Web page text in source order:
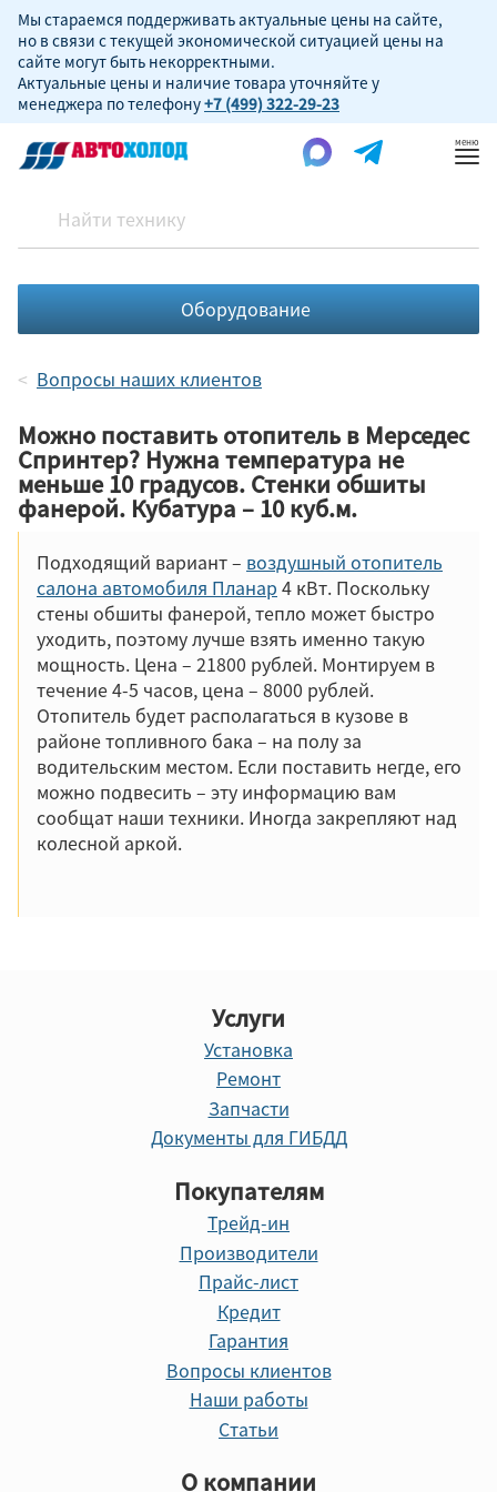
Мы стараемся поддерживать актуальные цены на сайте,
но в связи с текущей экономической ситуацией цены на
сайте могут быть некорректными.
Актуальные цены и наличие товара уточняйте у
менеджера по телефону+7 (499) 322-29-23
Оборудование
Вопросы наших клиентов
Можно поставить отопитель в Мерседес
Спринтер? Нужна температура не
меньше 10 градусов. Стенки обшиты
фанерой. Кубатура – 10 куб.м.
Подходящий вариант – воздушный отопитель
салона автомобиля Планар 4 кВт. Поскольку
стены обшиты фанерой, тепло может быстро
уходить, поэтому лучше взять именно такую
мощность. Цена – 21800 рублей. Монтируем в
течение 4-5 часов, цена – 8000 рублей.
Отопитель будет располагаться в кузове в
районе топливного бака – на полу за
водительским местом. Если поставить негде, его
можно подвесить – эту информацию вам
сообщат наши техники. Иногда закрепляют над
колесной аркой.
Услуги
Установка
Ремонт
Запчасти
Документы для ГИБДД
Покупателям
Трейд-ин
Производители
Прайс-лист
Кредит
Гарантия
Вопросы клиентов
Наши работы
Статьи
О компании